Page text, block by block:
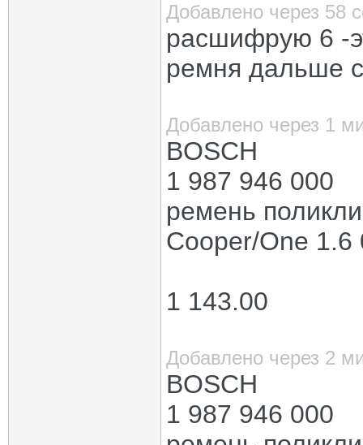
Добавлено через 58
расшифрую 6 -
ремня дальше
Добавлено через 1
BOSCH
1 987 946 000
ремень
Cooper/One 1.6
1 143.00
Добавлено через 2
BOSCH
1 987 946 000